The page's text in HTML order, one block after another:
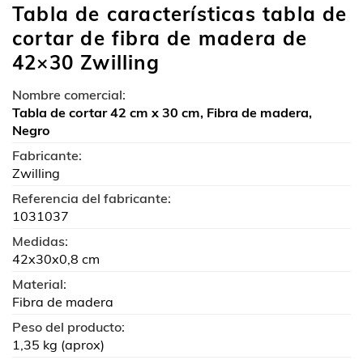
Tabla de características tabla de
cortar de fibra de madera de
42×30 Zwilling
Nombre comercial:
Tabla de cortar 42 cm x 30 cm, Fibra de madera,
Negro
Fabricante:
Zwilling
Referencia del fabricante:
1031037
Medidas:
42x30x0,8 cm
Material:
Fibra de madera
Peso del producto:
1,35 kg (aprox)